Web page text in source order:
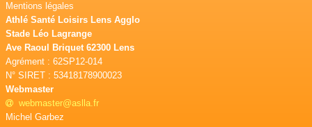
Mentions légales
Athlé Santé Loisirs Lens Agglo
Stade Léo Lagrange
Ave Raoul Briquet 62300 Lens
Agrément : 62SP12-014
N° SIRET : 53418178900023
Webmaster
webmaster@aslla.fr
Michel Garbez